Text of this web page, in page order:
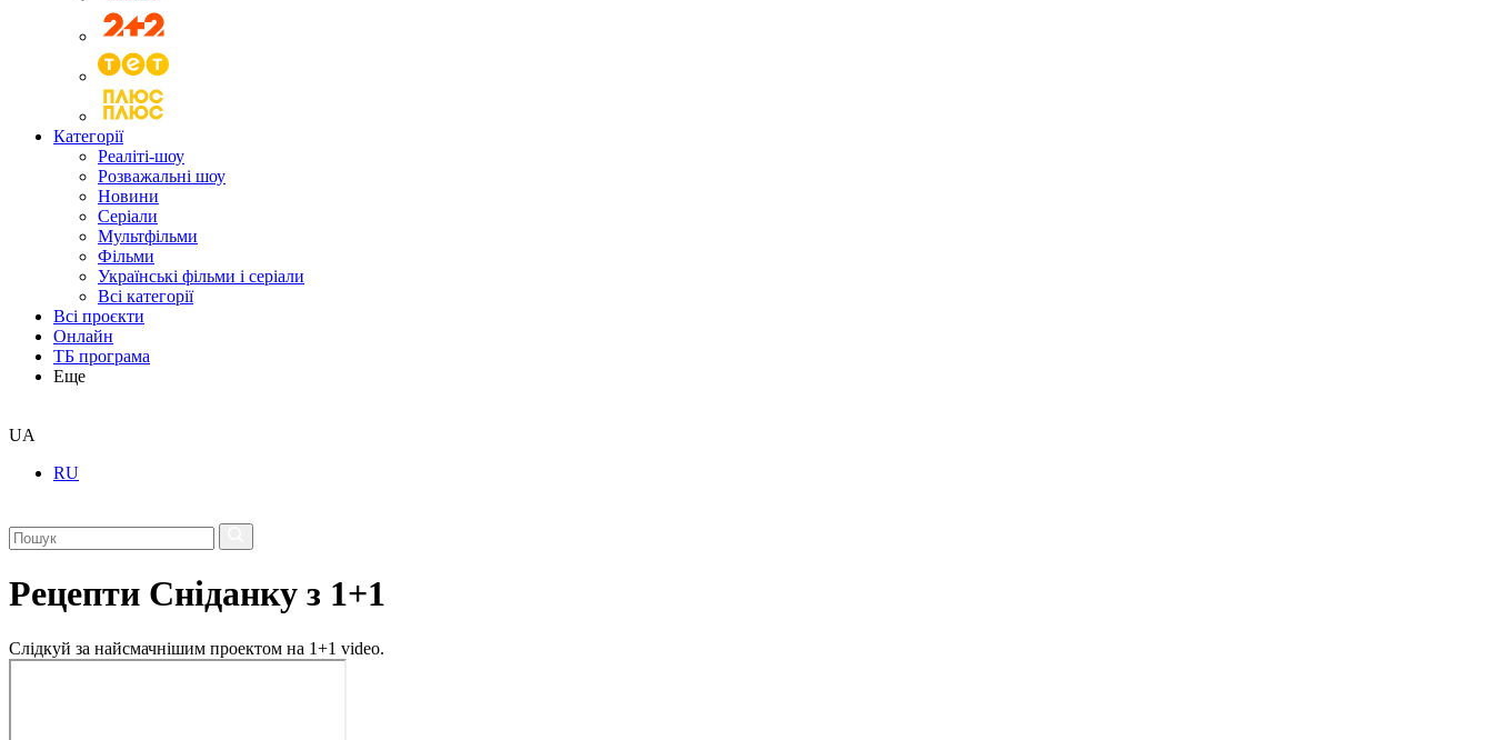
Категорії
Реаліті-шоу
Розважальні шоу
Новини
Серіали
Мультфільми
Фільми
Українські фільми і серіали
Всі категорії
Всі проєкти
Онлайн
ТБ програма
Еще
UA
RU
Рецепти Сніданку з 1+1
Слідкуй за найсмачнішим проектом на 1+1 video.